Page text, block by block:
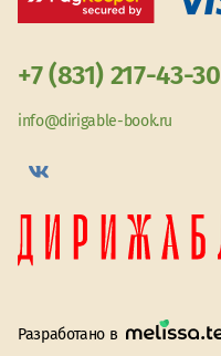
+7 (831) 217-43-30
info@dirigable-book.ru
Разработано в